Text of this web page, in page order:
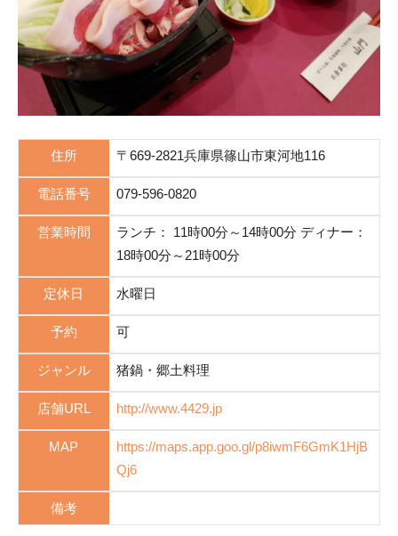
住所 〒669-2821兵庫県篠山市東河地116
電話番号 079-596-0820
営業時間
ランチ： 11時00分～14時00分 ディナー：
18時00分～21時00分
定休日 水曜日
予約 可
ジャンル 猪鍋・郷土料理
店舗URL http://www.4429.jp
MAP
https://maps.app.goo.gl/p8iwmF6GmK1HjB
Qj6
備考